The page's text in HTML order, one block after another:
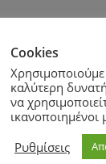
Cookies
καλύτερη
να
ικανοποιημένοι
Ρυθμίσεις